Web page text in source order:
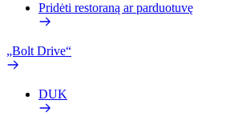
Pridėti restoraną ar parduotuvę
„Bolt Drive“
DUK